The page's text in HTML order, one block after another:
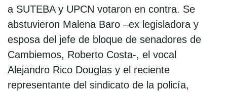
a SUTEBA y UPCN votaron en contra. Se
abstuvieron Malena Baro –ex legisladora y
esposa del jefe de bloque de senadores de
Cambiemos, Roberto Costa-, el vocal
Alejandro Rico Douglas y el reciente
representante del sindicato de la policía,